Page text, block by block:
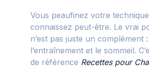
Vous peaufinez votre
connaissez peut-être. Le vrai
n’est pas juste un
l’entraînement et le sommeil.
de référence Recettes pour